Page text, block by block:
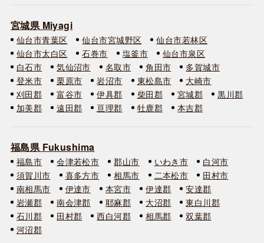
宮城県 Miyagi
仙台市青葉区 仙台市宮城野区
仙台市若林区
仙台市太白区
石巻市 塩釜市
仙台市泉区
白石市
気仙沼市 名取市 角田市
多賀城市
登米市
栗原市 岩沼市 東松島市
大崎市
刈田郡
富谷市 伊具郡 柴田郡 宮城郡
黒川郡
加美郡
遠田郡 亘理郡 牡鹿郡 本吉郡
福島県 Fukushima
福島市 会津若松市 郡山市 いわき市
白河市
須賀川市
喜多方市 相馬市 二本松市
田村市
南相馬市
伊達市 本宮市 伊達郡
安達郡
岩瀬郡
南会津郡 耶麻郡 大沼郡
東白川郡
石川郡
田村郡 西白河郡 相馬郡
双葉郡
河沼郡